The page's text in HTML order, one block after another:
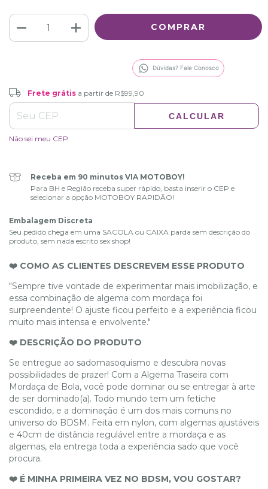
Dúvidas? Fale Conosco
Frete grátis
Entregas para o CEP: ALTERAR CEP
Frete grátisa partir de R$99,90
CALCULAR
Não sei meu CEP
Receba em 90 minutos VIA MOTOBOY!
Para BH e Região receba super rápido, basta inserir o CEP e
selecionar a opção MOTOBOY RAPIDÃO!
Embalagem Discreta
Seu pedido chega em uma SACOLA ou CAIXA parda sem descrição do
produto, sem nada escrito sex shop!
❤️ COMO AS CLIENTES DESCREVEM ESSE PRODUTO
"Sempre tive vontade de experimentar mais imobilização, e
essa combinação de algema com mordaça foi
surpreendente! O ajuste ficou perfeito e a experiência ficou
muito mais intensa e envolvente."
❤️ DESCRIÇÃO DO PRODUTO
Se entregue ao sadomasoquismo e descubra novas
possibilidades de prazer! Com a Algema Traseira com
Mordaça de Bola, você pode dominar ou se entregar à arte
de ser dominado(a). Todo mundo tem um fetiche
escondido, e a dominação é um dos mais comuns no
universo do BDSM. Feita em nylon, com algemas ajustáveis
e 40cm de distância regulável entre a mordaça e as
algemas, ela entrega toda a experiência sado que você
procura.
❤️ É MINHA PRIMEIRA VEZ NO BDSM, VOU GOSTAR?